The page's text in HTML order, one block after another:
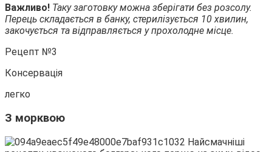
Важливо! Таку заготовку можна зберігати без розсолу.
Перець складається в банку, стерилізується 10 хвилин,
закочується та відправляється у прохолодне місце.
Рецепт №3
Консервація
легко
З морквою